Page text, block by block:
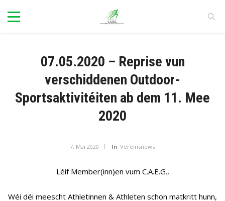
07.05.2020 – Reprise vun
verschiddenen Outdoor-
Sportsaktivitéiten ab dem 11. Mee
2020
7. Mai 2020 In Vereinsnews
Léif Member(inn)en vum C.A.E.G.,
Wéi déi meescht Athletinnen & Athleten schon matkritt hunn,